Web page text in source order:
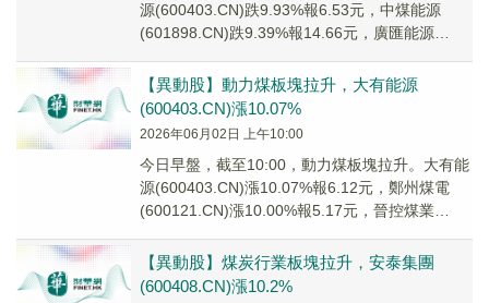
源(600403.CN)跌9.93%報6.53元，中煤能源
(601898.CN)跌9.39%報14.66元，廣匯能源
【異動股】動力煤板塊拉升，大有能源
(600403.CN)漲10.07%
2026年06月02日 上午10:00
今日早盤，截至10:00，動力煤板塊拉升。大有能
源(600403.CN)漲10.07%報6.12元，鄭州煤電
(600121.CN)漲10.00%報5.17元，晉控煤業
【異動股】煤炭行業板塊拉升，安泰集團
(600408.CN)漲10.2%